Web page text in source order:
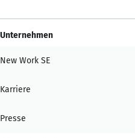
Unternehmen
New Work SE
Karriere
Presse